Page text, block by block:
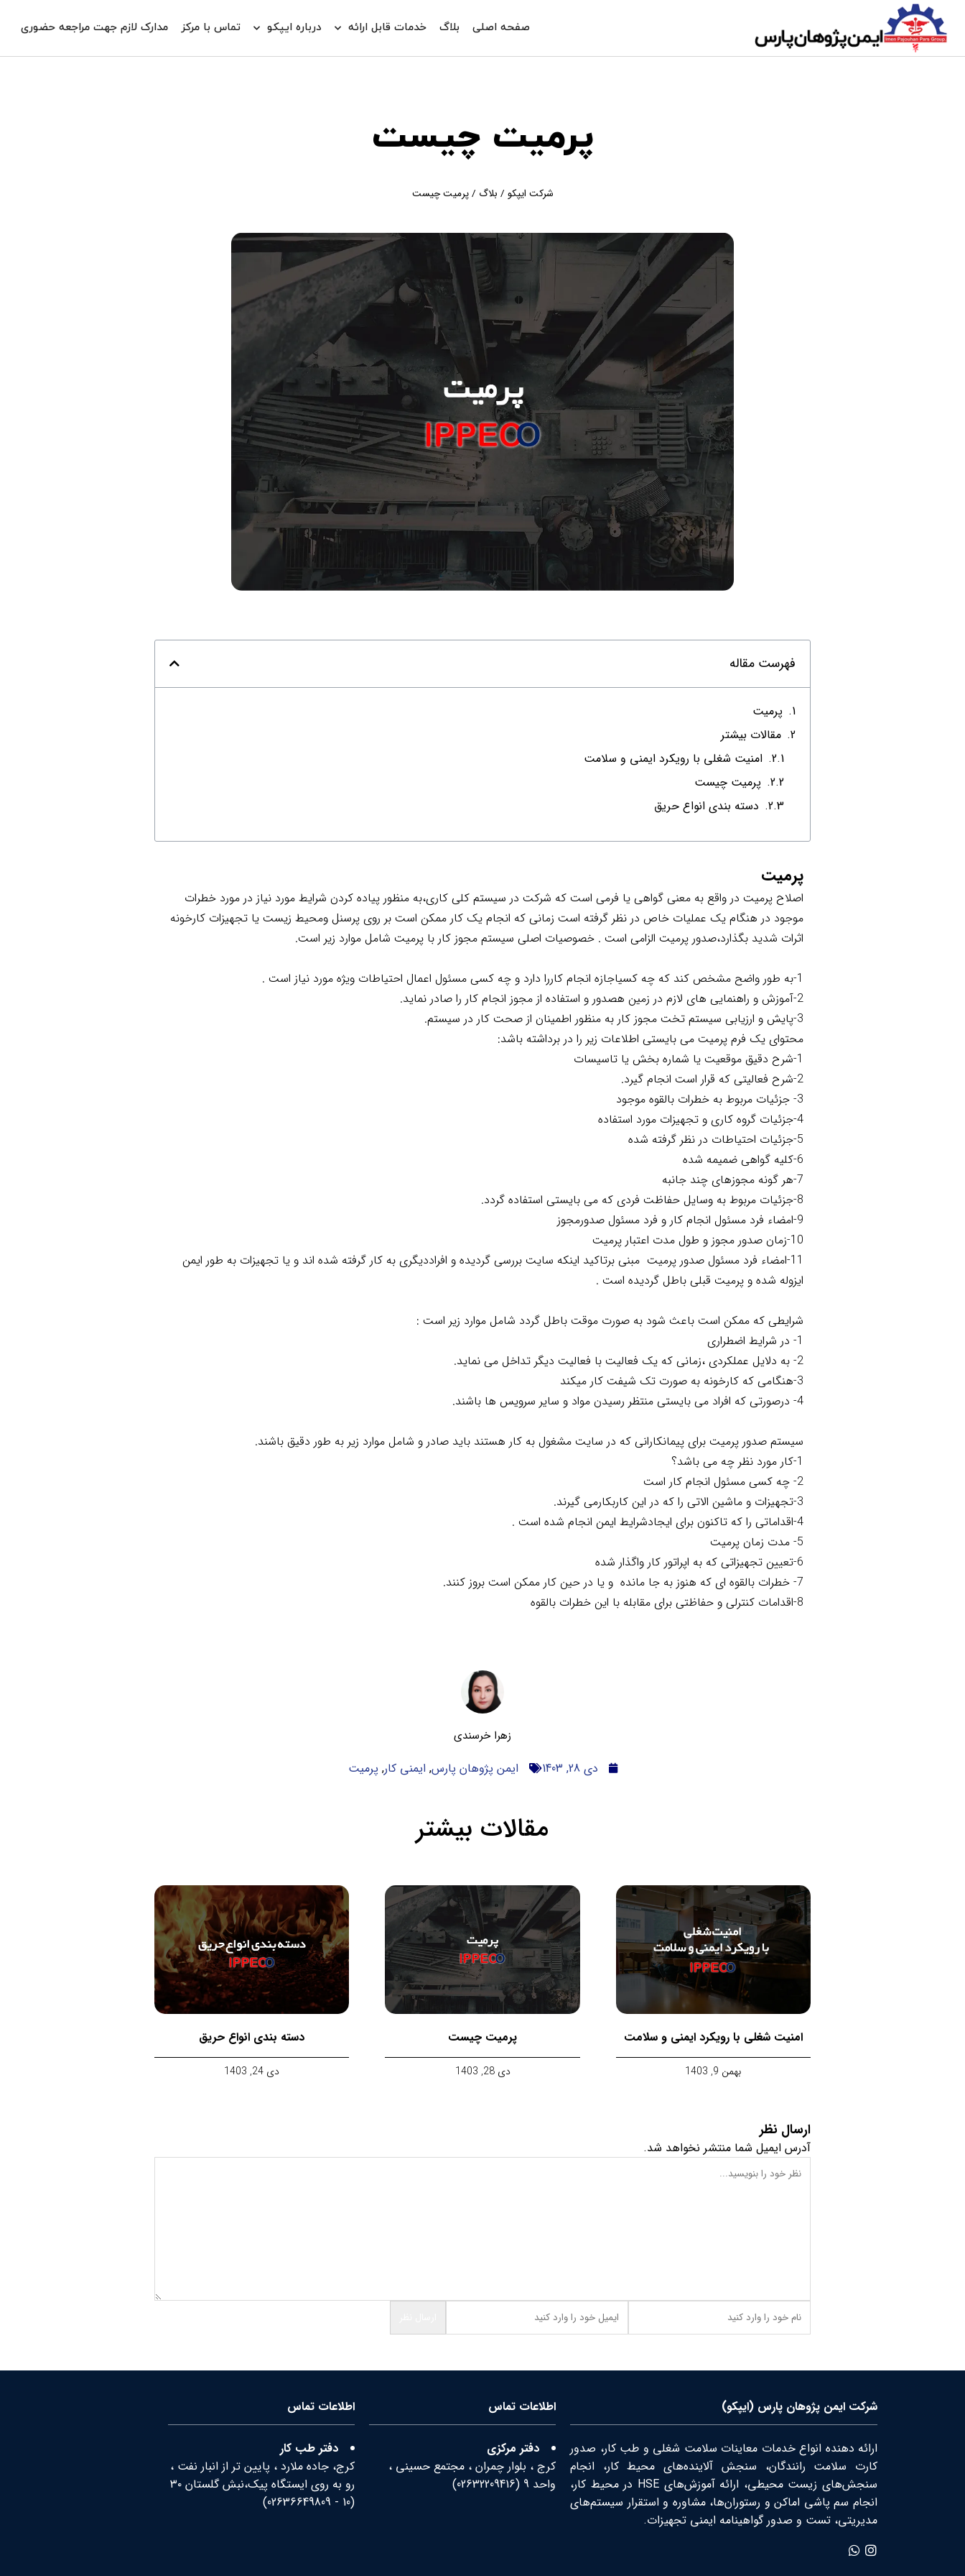
صفحه اصلی بلاگ خدمات قابل ارائه درباره ایپکو تماس با مرکز مدارک لازم جهت مراجعه حضوری
پرمیت چیست
شرکت ایپکو / بلاگ /پرمیت چیست
فهرست مقاله
پرمیت
مقالات بیشتر
امنیت شغلی با رویکرد ایمنی و سلامت
پرمیت چیست
دسته بندی انواع حریق
پرمیت
اصلاح پرمیت در واقع به معنی گواهی یا فرمی است که شرکت در سیستم کلی کاری،به منظور پیاده کردن شرایط مورد نیاز در مورد خطرات
موجود در هنگام یک عملیات خاص در نظر گرفته است زمانی که انجام یک کار ممکن است بر روی پرسنل ومحیط زیست یا تجهیزات کارخونه
اثرات شدید بگذارد،صدور پرمیت الزامی است . خصوصیات اصلی سیستم مجوز کار با پرمیت شامل موارد زیر است.
1-به طور واضح مشخص کند که چه کسیاجازه انجام کاررا دارد و چه کسی مسئول اعمال احتیاطات ویژه مورد نیاز است .
2-آموزش و راهنمایی های لازم در زمین هصدور و استفاده از مجوز انجام کار را صادر نماید.
3-پایش و ارزیابی سیستم تخت مجوز کار به منظور اطمینان از صحت کار در سیستم.
محتوای یک فرم پرمیت می بایستی اطلاعات زیر را در برداشته باشد:
1-شرح دقیق موقعیت یا شماره بخش یا تاسیسات
2-شرح فعالیتی که قرار است انجام گیرد.
3- جزئیات مربوط به خطرات بالقوه موجود
4-جزئیات گروه کاری و تجهیزات مورد استفاده
5-جزئیات احتیاطات در نظر گرفته شده
6-کلیه گواهی ضمیمه شده
7-هر گونه مجوزهای چند جانبه
8-جزئیات مربوط به وسایل حفاظت فردی که می بایستی استفاده گردد.
9-امضاء فرد مسئول انجام کار و فرد مسئول صدورمجوز
10-زمان صدور مجوز و طول مدت اعتبار پرمیت
11-امضاء فرد مسئول صدور پرمیت مبنی برتاکید اینکه سایت بررسی گردیده و افراددیگری به کار گرفته شده اند و یا تجهیزات به طور ایمن
ایزوله شده و پرمیت قبلی باطل گردیده است .
شرایطی که ممکن است باعث شود به صورت موقت باطل گردد شامل موارد زیر است :
1- در شرایط اضطراری
2- به دلایل عملکردی ،زمانی که یک فعالیت با فعالیت دیگر تداخل می نماید.
3-هنگامی که کارخونه به صورت تک شیفت کار میکند
4- درصورتی که افراد می بایستی منتظر رسیدن مواد و سایر سرویس ها باشند.
سیستم صدور پرمیت برای پیمانکارانی که در سایت مشغول به کار هستند باید صادر و شامل موارد زیر به طور دقیق باشند.
1-کار مورد نظر چه می باشد؟
2- چه کسی مسئول انجام کار است
3-تجهیزات و ماشین الاتی را که در این کاربکارمی گیرند.
4-اقداماتی را که تاکنون برای ایجادشرایط ایمن انجام شده است .
5- مدت زمان پرمیت
6-تعیین تجهیزاتی که به اپراتور کار واگذار شده
7- خطرات بالقوه ای که هنوز به جا مانده و یا در حین کار ممکن است بروز کنند.
8-اقدامات کنترلی و حفاظتی برای مقابله با این خطرات بالقوه
زهرا خرسندی
دی 28, 1403 ایمن پژوهان پارس, ایمنی کار, پرمیت
مقالات بیشتر
امنیت شغلی با رویکرد ایمنی و سلامت
بهمن 9, 1403
پرمیت چیست
دی 28, 1403
دسته بندی انواع حریق
دی 24, 1403
ارسال نظر
آدرس ایمیل شما منتشر نخواهد شد.
شرکت ایمن پژوهان پارس (ایپکو)
ارائه دهنده انواع خدمات معاینات سلامت شغلی و طب کار، صدور
کارت سلامت رانندگان، سنجش آلاینده‌های محیط کار، انجام
سنجش‌های زیست محیطی، ارائه آموزش‌های HSE در محیط کار،
انجام سم پاشی اماکن و رستوران‌ها، مشاوره و استقرار سیستم‌های
مدیریتی، تست و صدور گواهینامه ایمنی تجهیزات.
اطلاعات تماس
دفتر مرکزی
کرج ، بلوار چمران ، مجتمع حسینی ،
واحد 9 (
02632209416
)
اطلاعات تماس
دفتر طب کار
کرج، جاده ملارد ، پایین تر از انبار نفت ،
رو به روی ایستگاه پیک،نبش گلستان ۳۰
(
10
-
02636649809
)